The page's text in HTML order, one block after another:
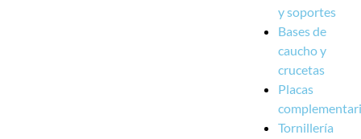
y soportes
Bases de
caucho y
crucetas
Placas
Tornillería